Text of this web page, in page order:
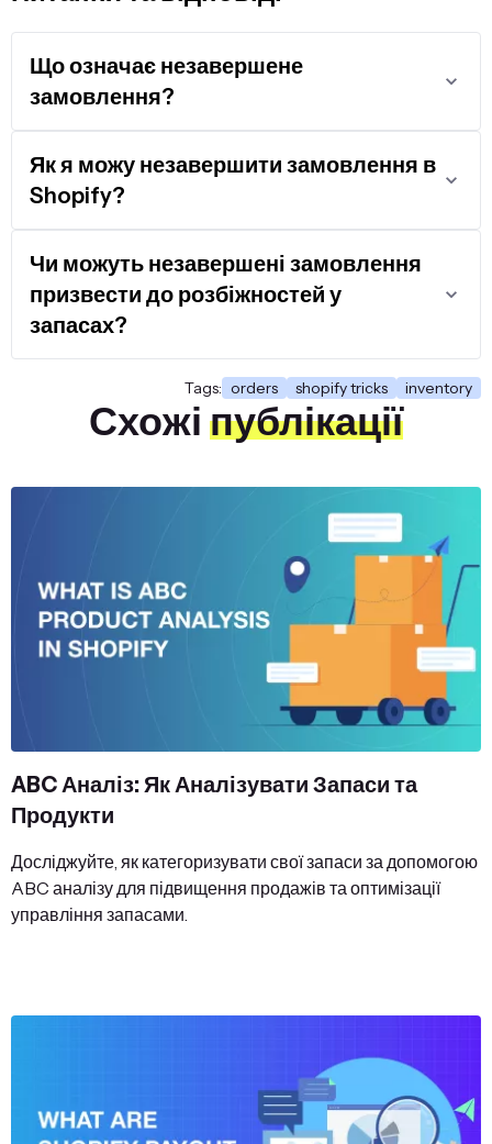
Що означає незавершене
замовлення?
Як я можу незавершити замовлення в
Shopify?
Чи можуть незавершені замовлення
призвести до розбіжностей у
запасах?
Tags: orders shopify tricks inventory
Схожі публікації
ABC Аналіз: Як Аналізувати Запаси та
Продукти
Досліджуйте, як категоризувати свої запаси за допомогою
ABC аналізу для підвищення продажів та оптимізації
управління запасами.